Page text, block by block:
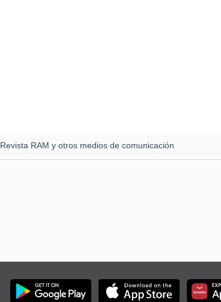
Revista RAM y otros medios de comunicación